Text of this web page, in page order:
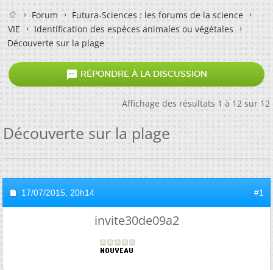
Forum
Futura-Sciences : les forums de la science
VIE
Identification des espèces animales ou végétales
Découverte sur la plage
 RÉPONDRE À LA DISCUSSION
Affichage des résultats 1 à 12 sur 12
Découverte sur la plage
17/07/2015, 20h14 #1
invite30de09a2